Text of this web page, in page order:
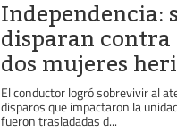
Independencia:
disparan
dos mujeres
El conductor logró sobrevivir al
disparos que impactaron la
fueron trasladadas d...